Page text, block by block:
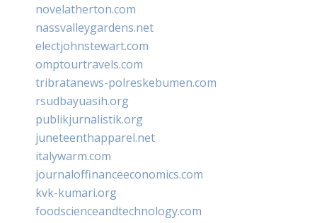
novelatherton.com
nassvalleygardens.net
electjohnstewart.com
omptourtravels.com
tribratanews-polreskebumen.com
rsudbayuasih.org
publikjurnalistik.org
juneteenthapparel.net
italywarm.com
journaloffinanceeconomics.com
kvk-kumari.org
foodscienceandtechnology.com